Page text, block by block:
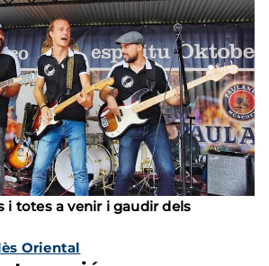
i totes a venir i gaudir dels
Oriental